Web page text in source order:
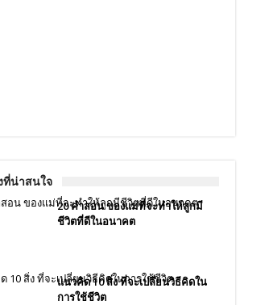
ที่น่าสนใจ
20 คำสอน ของแม่ที่จะทำให้ลูกมี
ชีวิตที่ดีในอนาคต
แนวคิด 10 สิ่ง ที่จะเปลี่ยนวิธีคิดใน
การใช้ชีวิต